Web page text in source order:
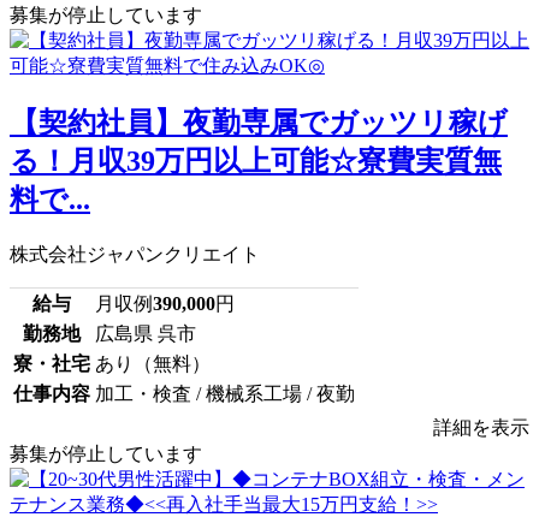
募集が停止しています
【契約社員】夜勤専属でガッツリ稼げ
る！月収39万円以上可能☆寮費実質無
料で...
株式会社ジャパンクリエイト
給与 月収例390,000円
勤務地
広島県 呉市
寮・社宅 あり（無料）
仕事内容 加工・検査 / 機械系工場 / 夜勤
詳細を表示
募集が停止しています